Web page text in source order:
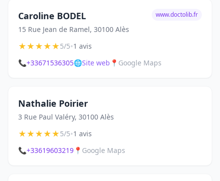
Caroline BODEL
15 Rue Jean de Ramel, 30100 Alès
www.doctolib.fr
★★★★★5/5•1 avis
📞+33671536305🌐Site web 📍 Google Maps
Nathalie Poirier
3 Rue Paul Valéry, 30100 Alès
★★★★★5/5•1 avis
📞+33619603219 📍 Google Maps